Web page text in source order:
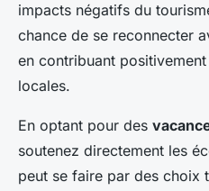
impacts négatifs du
chance de se reconnecter
en contribuant
locales.
En optant pour des
soutenez directement les
peut se faire par des choix